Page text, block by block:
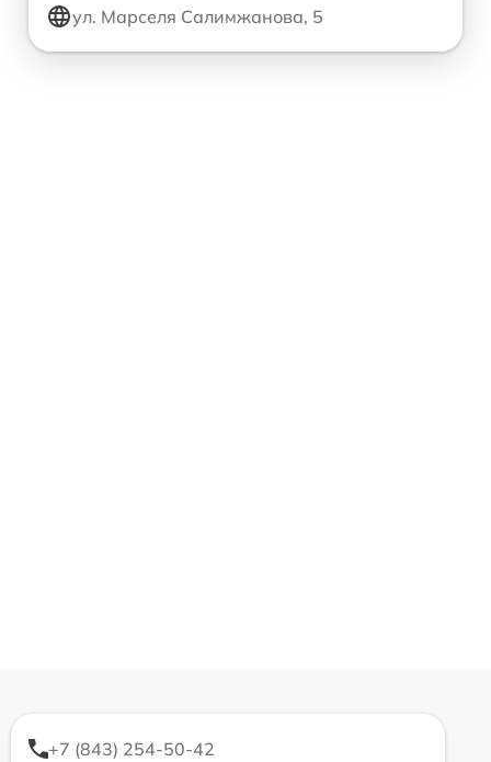
ул. Марселя Салимжанова, 5
+7 (843) 254-50-42